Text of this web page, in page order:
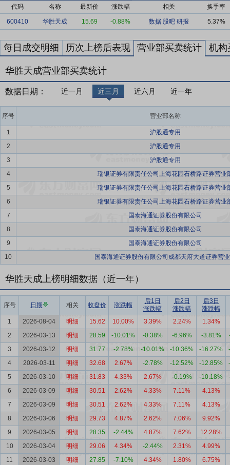
代码 名称 最新价 涨跌幅 相关 换手率
600410 华胜天成 15.69 -0.88% 数据 股吧 研报 5.37%
每日成交明细 历次上榜后表现 营业部买卖统计 机构
华胜天成营业部买卖统计
数据日期： 近一月 近三月 近六月 近一年
序号 营业部名称
1
沪股通专用
2
沪股通专用
3
沪股通专用
4
瑞银证券有限责任公司上海花园石桥路证券营业
5
瑞银证券有限责任公司上海花园石桥路证券营业
6
瑞银证券有限责任公司上海花园石桥路证券营业
7
国泰海通证券股份有限公司
8
国泰海通证券股份有限公司
9
国泰海通证券股份有限公司
10
国泰海通证券股份有限公司成都天府大道证券营
华胜天成上榜明细数据（近一年）
序号 日期 相关 收盘价 涨跌幅
后1日
涨跌幅
后2日
涨跌幅
后3日
涨跌幅
1
2026-08-04 明细 15.62 10.00% 3.39% 2.24%
1.34%
2
2026-03-13 明细 28.59 -10.01% -0.38% -6.96% -3.81%
3
2026-03-12 明细 31.77 -2.78% -10.01% -10.36% -16.27%
4
2026-03-11 明细 32.68 2.67% -2.78% -12.52% -12.85%
5
2026-03-10 明细 31.83 4.33% 2.67% -0.19% -10.18%
6
2026-03-09 明细 30.51 2.62% 4.33% 7.11%
4.13%
7
2026-03-09 明细 30.51 2.62% 4.33% 7.11%
4.13%
8
2026-03-06 明细 29.73 4.87% 2.62% 7.06%
9.92%
9
2026-03-05 明细 28.35 -2.44% 4.87% 7.62% 12.28%
10
2026-03-04 明细 29.06 4.34% -2.44% 2.31% 4.99%
11
2026-03-03 明细 27.85 -7.10% 4.34% 1.80% 6.75%